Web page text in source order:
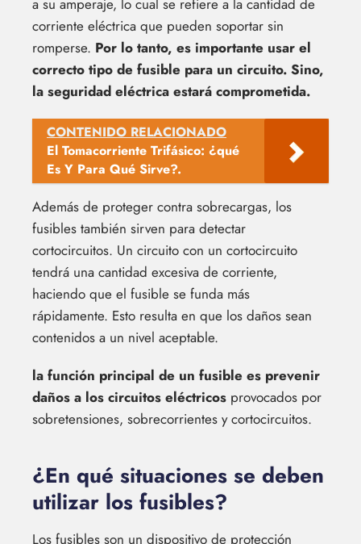
a su amperaje, lo cual se refiere a la cantidad de
corriente eléctrica que pueden soportar sin
romperse. Por lo tanto, es importante usar el
correcto tipo de fusible para un circuito. Sino,
la seguridad eléctrica estará comprometida.
CONTENIDO RELACIONADO
El Tomacorriente Trifásico: ¿qué
Es Y Para Qué Sirve?.
Además de proteger contra sobrecargas, los
fusibles también sirven para detectar
cortocircuitos. Un circuito con un cortocircuito
tendrá una cantidad excesiva de corriente,
haciendo que el fusible se funda más
rápidamente. Esto resulta en que los daños sean
contenidos a un nivel aceptable.
la función principal de un fusible es prevenir
daños a los circuitos eléctricos provocados por
sobretensiones, sobrecorrientes y cortocircuitos.
¿En qué situaciones se deben
utilizar los fusibles?
Los fusibles son un dispositivo de protección